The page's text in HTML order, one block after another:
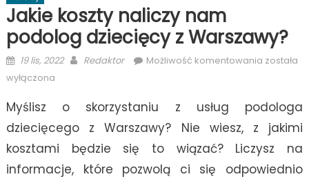
Jakie koszty naliczy nam
podolog dziecięcy z Warszawy?
Posted
on
19 lis, 2022 Author
Redaktor Możliwość komentowania Jakie
nam
podolog
dziecięcy
z
została
wyłączona
Myślisz o skorzystaniu z usług podologa
dziecięcego z Warszawy? Nie wiesz, z jakimi
kosztami będzie się to wiązać? Liczysz na
informacje, które pozwolą ci się odpowiednio